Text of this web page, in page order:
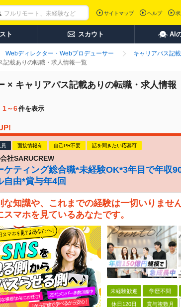
サイトマップ ヘルプ
ト スカウト AI
Webディレクター・Webプロデューサー
キャリアパス記
記載ありの転職・求人情報一覧
× キャリアパス記載ありの転職・求人情報
1～6件を表示
員 面接情報有 自己PR不要 話を聞きたい応募可
社SARUCREW
ケティング総合職*未経験OK*3年目で年収
自由*賞与年4回
な知識や、これまでの経験は一切いりませ
スマホを見ているあなたです。
未経験歓迎 学歴不問
休日120日 賞与複数月